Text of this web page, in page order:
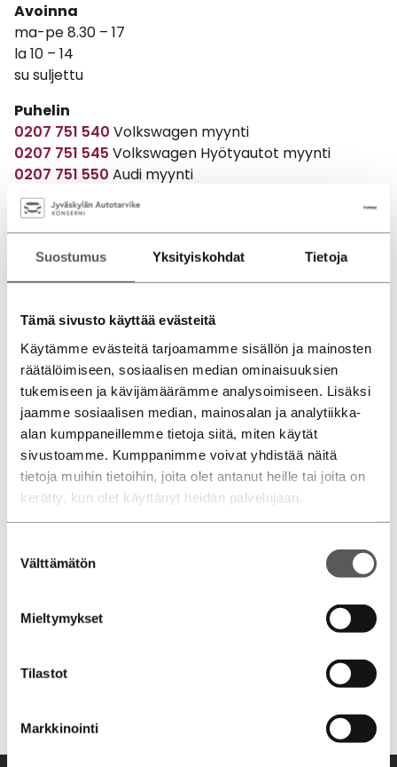
Suostumus Yksityiskohdat Tietoja
Tämä sivusto käyttää evästeitä
Käytämme evästeitä tarjoamamme sisällön ja mainosten
räätälöimiseen, sosiaalisen median ominaisuuksien
tukemiseen ja kävijämäärämme analysoimiseen. Lisäksi
jaamme sosiaalisen median, mainosalan ja analytiikka-
alan kumppaneillemme tietoja siitä, miten käytät
sivustoamme. Kumppanimme voivat yhdistää näitä
tietoja muihin tietoihin, joita olet antanut heille tai joita on
kerätty, kun olet käyttänyt heidän palvelujaan.
valinta
Välttämätön
Mieltymykset
Tilastot
Markkinointi
Avoinna
ma-pe 8.30 – 17
la 10 – 14
su suljettu
Puhelin
0207 751 540 Volkswagen myynti
0207 751 545 Volkswagen Hyötyautot myynti
0207 751 550 Audi myynti